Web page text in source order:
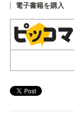
電子書籍を購入